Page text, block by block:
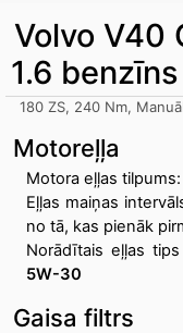
Volvo V40
1.6
180 ZS, 240 Nm,
Motoreļļa
Motora eļļas tilpums:
Eļļas maiņas
no tā, kas pienāk
Norādītais eļļas
5W-30
Gaisa filtrs